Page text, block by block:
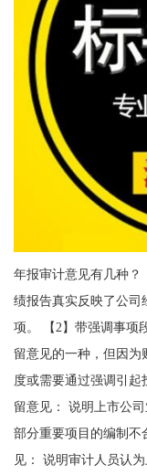
年报审计意见有几种？
绩报告真实反映了公司
项。 【2】带强调事项
留意见的一种，但因为
度或需要通过强调引
留意见： 说明上市公
部分重要项目的编制不
见： 说明审计人员认